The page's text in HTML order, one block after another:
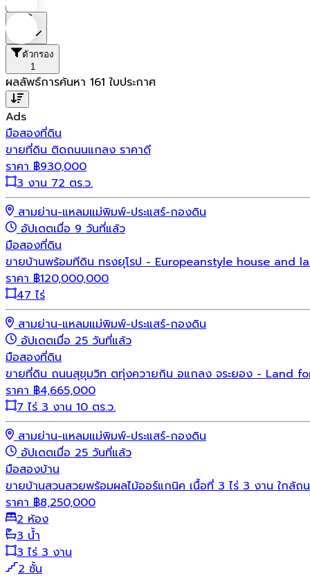
ตัวกรอง
1
ผลลัพธ์การค้นหา 161 ใบประกาศ
Ads
มือสองที่ดิน
ขายที่ดิน ติดถนนแกลง ราคาดี
ราคา ฿930,000
3 งาน 72 ตร.ว.
สามย่าน-แหลมแม่พิมพ์-ประแสร์-กองดิน
อัปเดตเมื่อ 9 วันที่แล้ว
มือสองที่ดิน
ขายบ้านพร้อมทีดิน ทรงยุโรป - Europeanstyle house and
ราคา ฿120,000,000
47 ไร่
สามย่าน-แหลมแม่พิมพ์-ประแสร์-กองดิน
อัปเดตเมื่อ 25 วันที่แล้ว
มือสองที่ดิน
ขายที่ดิน ถนนสุขุมวิท ตทุ่งควายกิน อแกลง จระยอง - Land
ราคา ฿4,665,000
7 ไร่ 3 งาน 10 ตร.ว.
สามย่าน-แหลมแม่พิมพ์-ประแสร์-กองดิน
อัปเดตเมื่อ 25 วันที่แล้ว
มือสองบ้าน
ขายบ้านสวนสวยพร้อมผลไม้ออร์แกนิค เนื้อที่ 3 ไร่ 3 งาน ใกล้
ราคา ฿8,250,000
2 ห้อง
3 น้ำ
3 ไร่ 3 งาน
2 ชั้น